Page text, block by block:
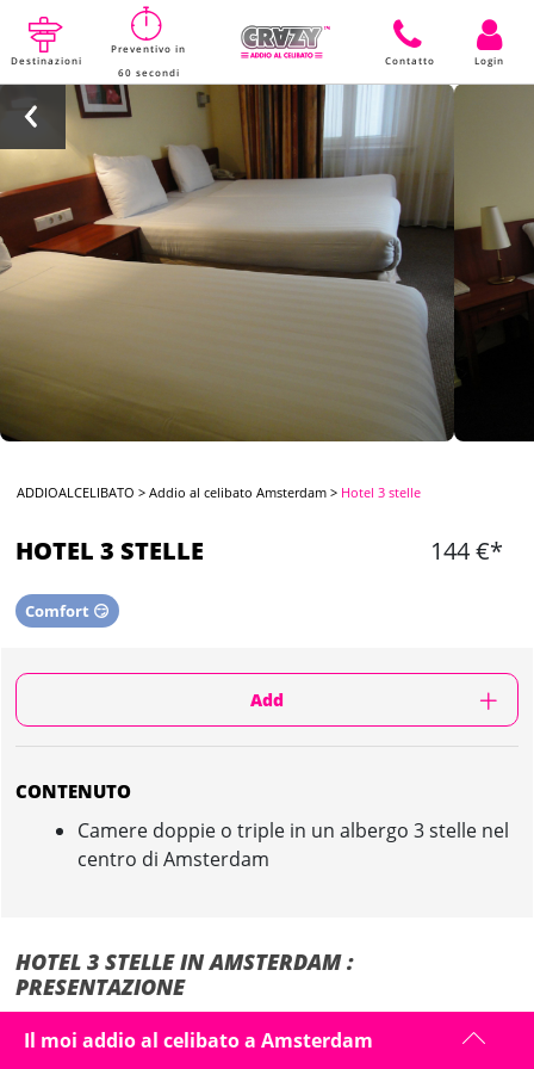
Destinazioni
Preventivo in
60 secondi
Contatto Login
ADDIOALCELIBATO >Addio al celibato Amsterdam > Hotel 3 stelle
HOTEL 3 STELLE 144 €*
Comfort 😏
Add
CONTENUTO
Camere doppie o triple in un albergo 3 stelle nel
centro di Amsterdam
HOTEL 3 STELLE IN AMSTERDAM :
PRESENTAZIONE
I nostri alberghi partner sono situati nel centro città di Amsterdam,
Il moi addio al celibato a Amsterdam